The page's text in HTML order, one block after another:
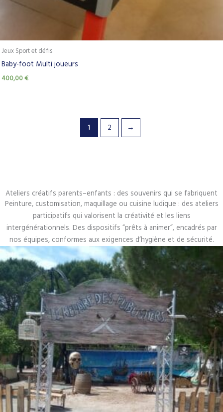
Jeux Sport et défis
Baby-foot Multi joueurs
400,00€
1 2 →
Ateliers créatifs parents–enfants : des souvenirs qui se fabriquent
Peinture, customisation, maquillage ou cuisine ludique : des ateliers
participatifs qui valorisent la créativité et les liens
intergénérationnels. Des dispositifs “prêts à animer”, encadrés par
nos équipes, conformes aux exigences d’hygiène et de sécurité.